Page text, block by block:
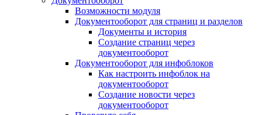
Возможности модуля
Документооборот для страниц и разделов
Документы и история
Создание страниц через
документооборот
Документооборот для инфоблоков
Как настроить инфоблок на
документооборот
Создание новости через
документооборот